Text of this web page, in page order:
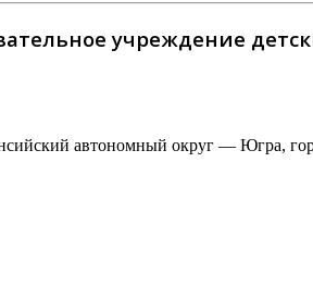
учреждение
автономный округ — Югра,